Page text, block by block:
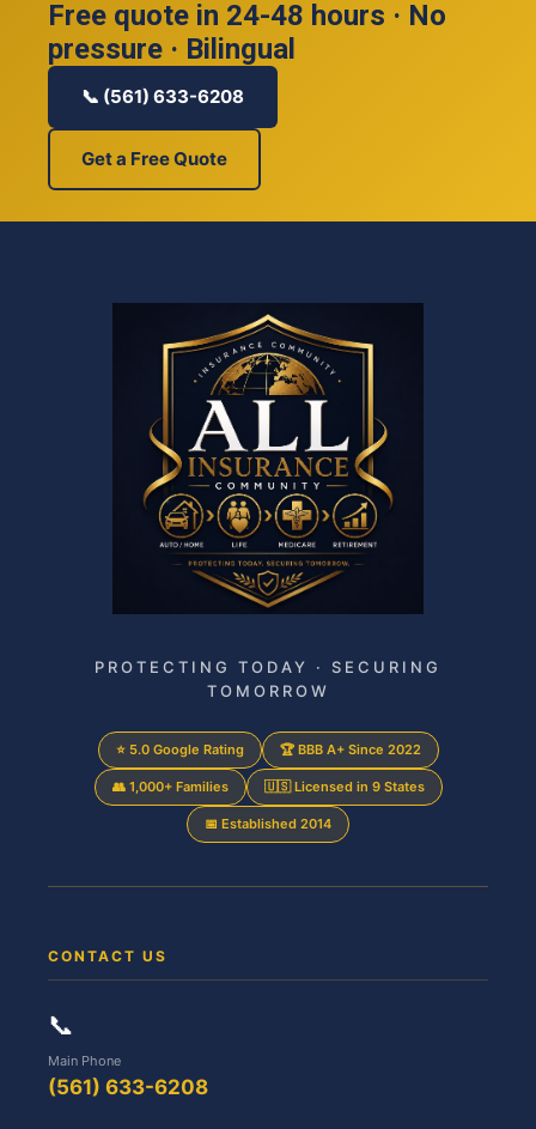
Free quote in 24-48 hours · No
pressure · Bilingual
📞 (561) 633-6208
Get a Free Quote
PROTECTING TODAY · SECURING
TOMORROW
⭐ 5.0 Google Rating 🏆 BBB A+ Since 2022
👥 1,000+ Families 🇺🇸 Licensed in 9 States
📅 Established 2014
CONTACT US
📞
Main Phone
(561) 633-6208